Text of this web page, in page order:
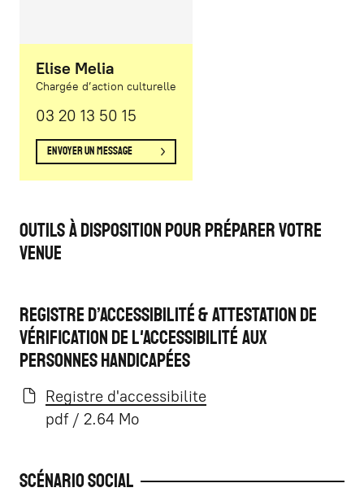
Elise Melia
Chargée d’action culturelle
03 20 13 50 15
Envoyer un message
Outils à disposition pour préparer votre
venue
Registre d’accessibilité & attestation de
vérification de l'accessibilité aux
personnes handicapées
Registre d'accessibilite
pdf / 2.64 Mo
Scénario social